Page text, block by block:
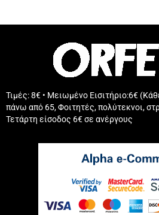
Τιμές: 8€ • Μειωμένο Εισιτήριο:6€
πάνω από 65, Φοιτητές, πολύτεκνοι,
Τετάρτη είσοδος 6€ σε ανέργους